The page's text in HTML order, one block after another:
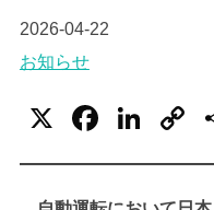
2026-04-22
お知らせ
X
F
a
Li
n
C
o
p